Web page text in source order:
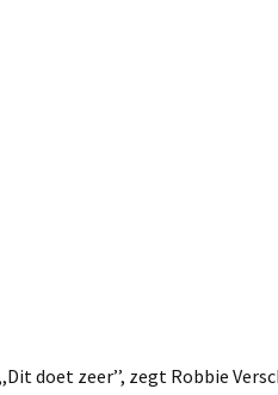
doet zeer’’, zegt Robbie